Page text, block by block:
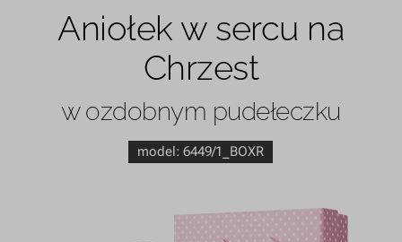
Aniołek w sercu na
Chrzest
w ozdobnym pudełeczku
model:6449/1_BOXR